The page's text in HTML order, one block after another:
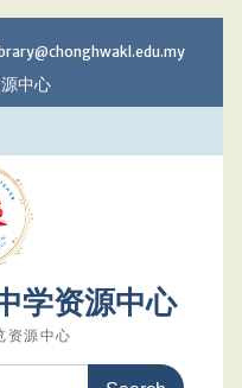
中心
学资源中心
资源中心